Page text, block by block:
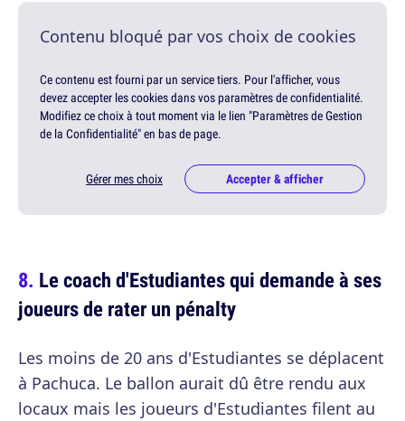
Contenu bloqué par vos choix de cookies
Ce contenu est fourni par un service tiers. Pour l'afficher, vous
devez accepter les cookies dans vos paramètres de confidentialité.
Modifiez ce choix à tout moment via le lien "Paramètres de Gestion
de la Confidentialité" en bas de page.
Gérer mes choix Accepter & afficher
Le coach d'Estudiantes qui demande à ses
joueurs de rater un pénalty
Les moins de 20 ans d'Estudiantes se déplacent
à Pachuca. Le ballon aurait dû être rendu aux
locaux mais les joueurs d'Estudiantes filent au